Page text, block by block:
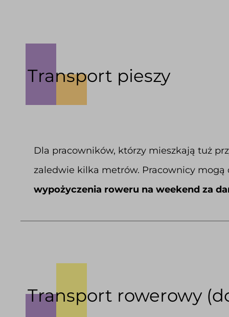
Transport pieszy
Dla pracowników, którzy mieszkają tuż
zaledwie kilka metrów. Pracownicy
wypożyczenia roweru na weekend za
Transport rowerowy